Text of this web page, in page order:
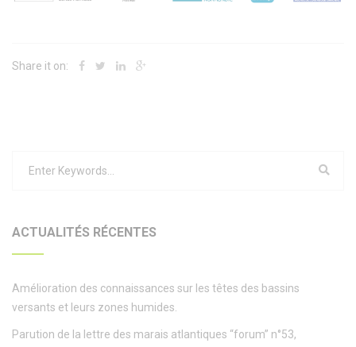
Share it on:
ACTUALITÉS RÉCENTES
Amélioration des connaissances sur les têtes des bassins
versants et leurs zones humides.
Parution de la lettre des marais atlantiques “forum” n°53,